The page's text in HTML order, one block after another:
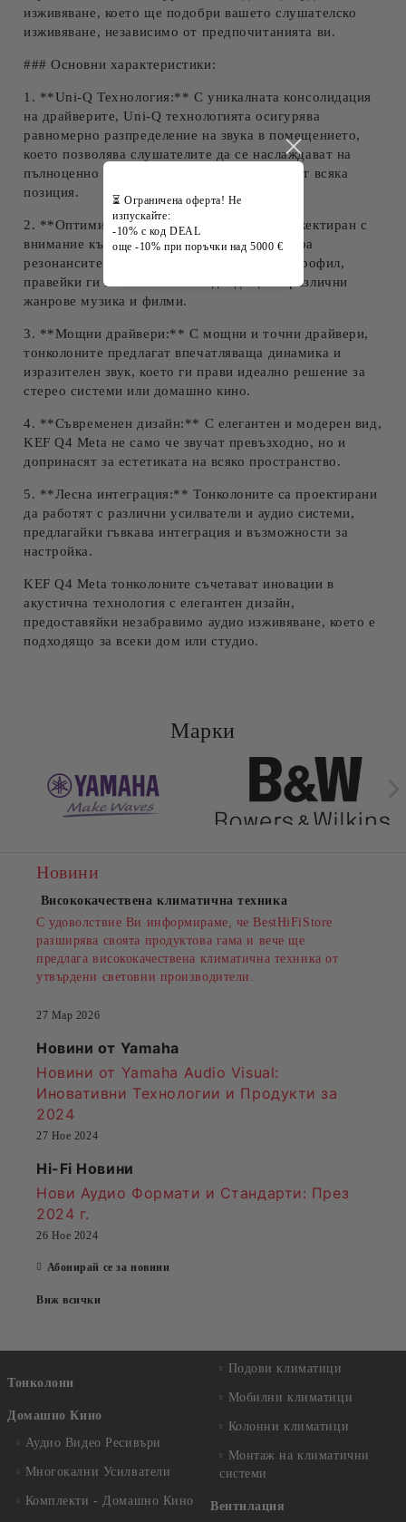
изживяване, което ще подобри вашето слушателско
изживяване, независимо от предпочитанията ви.
### Основни характеристики:
1. **Uni-Q Технология:** С уникалната консолидация
на драйверите, Uni-Q технологията осигурява
равномерно разпределение на звука в помещението,
което позволява слушателите да се наслаждават на
пълноценно и детайлно аудио изживяване от всяка
позиция.
2. **Оптимизиран дизайн:** Q4 Meta е инжектиран с
внимание към акустиката, което минимизира
резонансите и осигурява изчистен звуков профил,
правейки ги изключително подходящи за различни
жанрове музика и филми.
3. **Мощни драйвери:** С мощни и точни драйвери,
тонколоните предлагат впечатляваща динамика и
изразителен звук, което ги прави идеално решение за
стерео системи или домашно кино.
4. **Съвременен дизайн:** С елегантен и модерен вид,
KEF Q4 Meta не само че звучат превъзходно, но и
допринасят за естетиката на всяко пространство.
5. **Лесна интеграция:** Тонколоните са проектирани
да работят с различни усилватели и аудио системи,
предлагайки гъвкава интеграция и възможности за
настройка.
KEF Q4 Meta тонколоните съчетават иновации в
акустична технология с елегантен дизайн,
предоставяйки незабравимо аудио изживяване, което е
подходящо за всеки дом или студио.
Марки
Новини
Висококачествена климатична техника
С удоволствие Ви информираме, че BestHiFiStore
разширява своята продуктова гама и вече ще
предлага висококачествена климатична техника от
утвърдени световни производители.
27 Мар 2026
Новини от Yamaha
Новини от Yamaha Audio Visual:
Иновативни Технологии и Продукти за
2024
27 Ное 2024
Hi-Fi Новини
Нови Аудио Формати и Стандарти: През
2024 г.
26 Ное 2024
Абонирай се за новини
Виж всички
Тонколони
Домашно Кино
Аудио Видео Рeсивъри
Многокални Усилватели
Комплекти - Домашно Кино
Подови климатици
Мобилни климатици
Колонни климатици
Монтаж на климатични
системи
Вентилация
⏳ Ограничена оферта! Не
изпускайте:
-10% с код DEAL
още -10% при поръчки над 5000 €